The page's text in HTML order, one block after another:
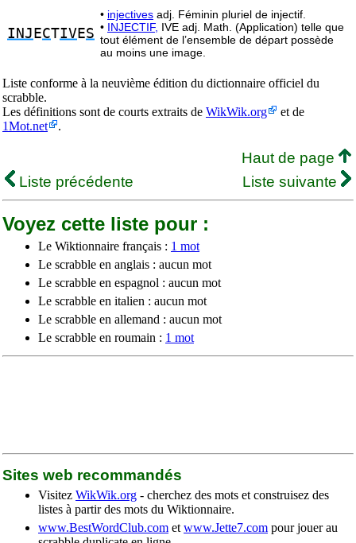
INJ ECTIVES
• injectives adj. Féminin pluriel de injectif.
• INJECTIF, IVE adj. Math. (Application) telle que
tout élément de l’ensemble de départ possède
au moins une image.
Liste conforme à la neuvième édition du dictionnaire officiel du
scrabble.
Les définitions sont de courts extraits de WikWik.org
et de
1Mot.net
.
Haut de page
Liste précédente
Liste suivante
Voyez cette liste pour :
Le Wiktionnaire français : 1 mot
Le scrabble en anglais : aucun mot
Le scrabble en espagnol : aucun mot
Le scrabble en italien : aucun mot
Le scrabble en allemand : aucun mot
Le scrabble en roumain : 1 mot
Sites web recommandés
Visitez WikWik.org - cherchez des mots et construisez des
listes à partir des mots du Wiktionnaire.
www.BestWordClub.com et www.Jette7.com pour jouer au